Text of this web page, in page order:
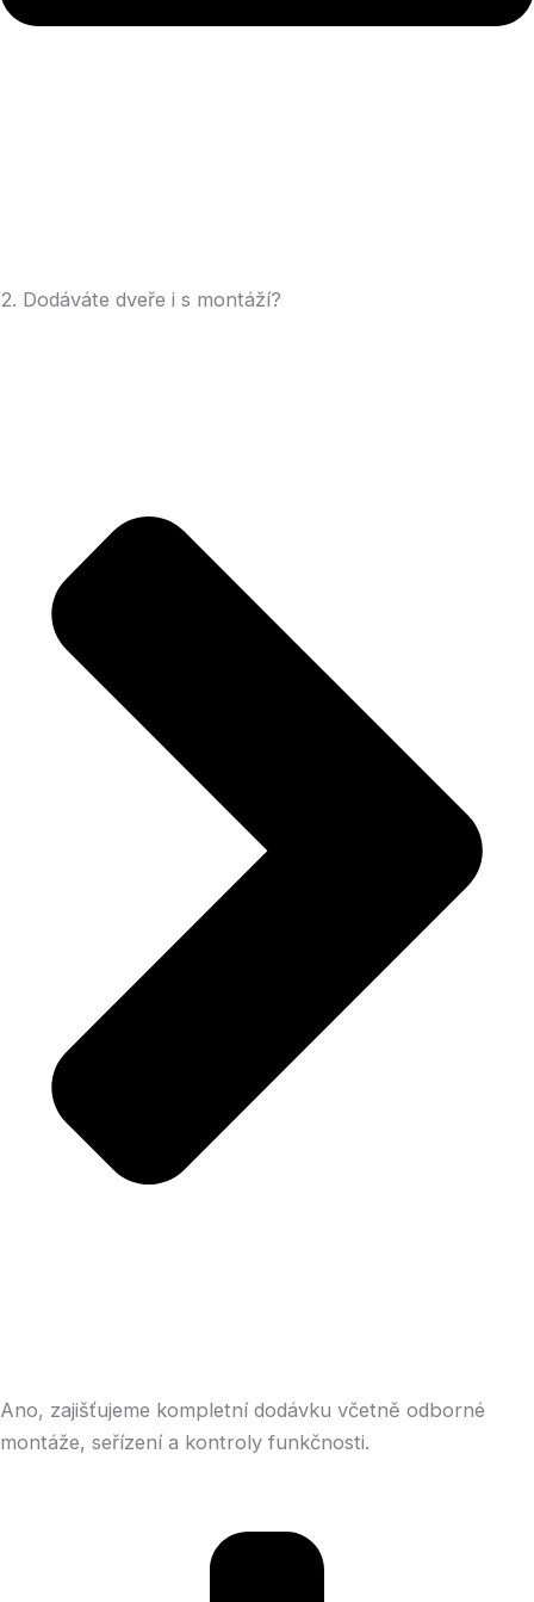
2. Dodáváte dveře i s montáží?
Ano, zajišťujeme kompletní dodávku včetně odborné
montáže, seřízení a kontroly funkčnosti.